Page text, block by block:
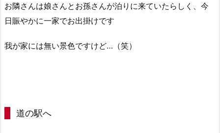
お隣さんは娘さんとお孫さんが泊りに来ていたらしく、今
日賑やかに一家でお出掛けです
我が家には無い景色ですけど…（笑）
道の駅へ